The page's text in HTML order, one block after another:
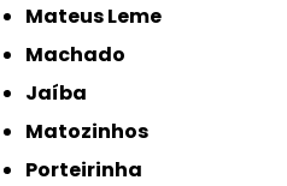
Mateus Leme
Machado
Jaíba
Matozinhos
Porteirinha